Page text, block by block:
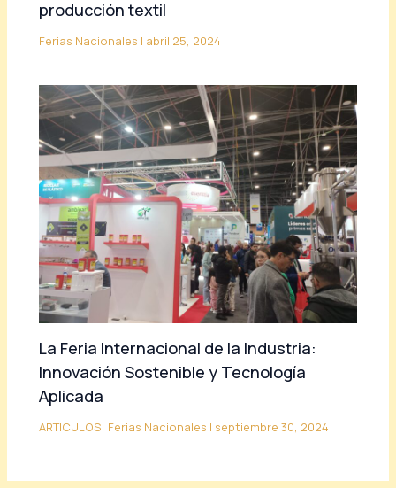
producción textil
Ferias Nacionales | abril 25, 2024
La Feria Internacional de la Industria:
Innovación Sostenible y Tecnología
Aplicada
ARTICULOS, Ferias Nacionales | septiembre 30, 2024